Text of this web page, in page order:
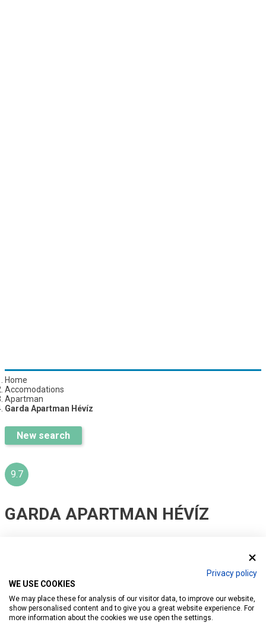
Privacy policy
WE USE COOKIES
We may place these for analysis of our visitor data, to improve our website,
show personalised content and to give you a great website experience. For
more information about the cookies we use open the settings.
Home
Accomodations
Apartman
Garda Apartman Hévíz
New search
9.7
GARDA APARTMAN HÉVÍZ
Map